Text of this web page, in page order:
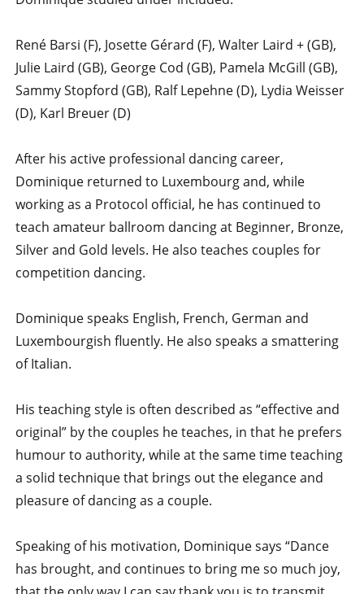
René Barsi (F), Josette Gérard (F), Walter Laird + (GB),
Julie Laird (GB), George Cod (GB), Pamela McGill (GB),
Sammy Stopford (GB), Ralf Lepehne (D), Lydia Weisser
(D), Karl Breuer (D)
After his active professional dancing career,
Dominique returned to Luxembourg and, while
working as a Protocol official, he has continued to
teach amateur ballroom dancing at Beginner, Bronze,
Silver and Gold levels. He also teaches couples for
competition dancing.
Dominique speaks English, French, German and
Luxembourgish fluently. He also speaks a smattering
of Italian.
His teaching style is often described as “effective and
original” by the couples he teaches, in that he prefers
humour to authority, while at the same time teaching
a solid technique that brings out the elegance and
pleasure of dancing as a couple.
Speaking of his motivation, Dominique says “Dance
has brought, and continues to bring me so much joy,